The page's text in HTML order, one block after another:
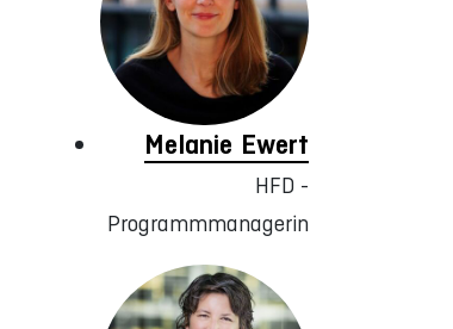
Melanie Ewert
HFD -
Programmmanagerin